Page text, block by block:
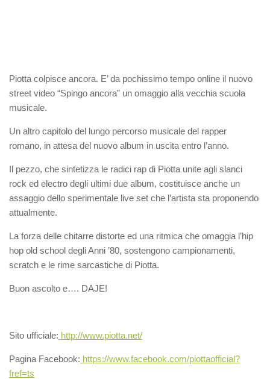
Piotta colpisce ancora. E’ da pochissimo tempo online il nuovo
street video “Spingo ancora” un omaggio alla vecchia scuola
musicale.
Un altro capitolo del lungo percorso musicale del rapper
romano, in attesa del nuovo album in uscita entro l’anno.
Il pezzo, che sintetizza le radici rap di Piotta unite agli slanci
rock ed electro degli ultimi due album, costituisce anche un
assaggio dello sperimentale live set che l’artista sta proponendo
attualmente.
La forza delle chitarre distorte ed una ritmica che omaggia l’hip
hop old school degli Anni ’80, sostengono campionamenti,
scratch e le rime sarcastiche di Piotta.
Buon ascolto e…. DAJE!
Sito ufficiale: http://www.piotta.net/
Pagina Facebook: https://www.facebook.com/piottaofficial?
fref=ts